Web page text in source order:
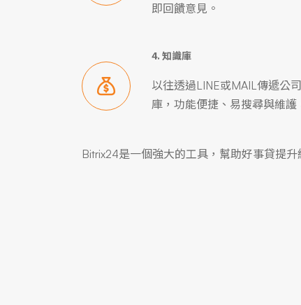
即回饋意見。
4. 知識庫
以往透過LINE或MAIL傳遞公
庫，功能便捷、易搜尋與維
Bitrix24是一個強大的工具，幫助好事貸提